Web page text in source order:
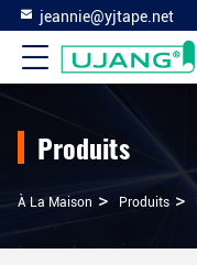
jeannie@yjtape.net
Produits
À La Maison > Produits >